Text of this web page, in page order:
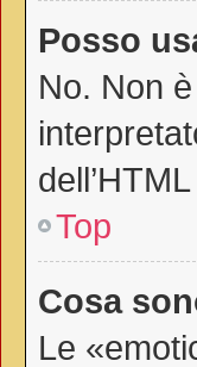
Posso
No. Non
Top
Cosa
Le